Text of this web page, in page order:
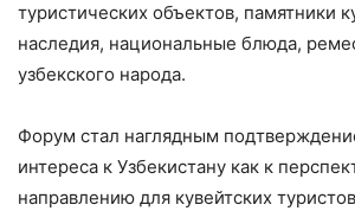
туристических объектов, памятники
наследия, национальные блюда,
узбекского народа.
Форум стал наглядным
интереса к Узбекистану как к
направлению для кувейтских